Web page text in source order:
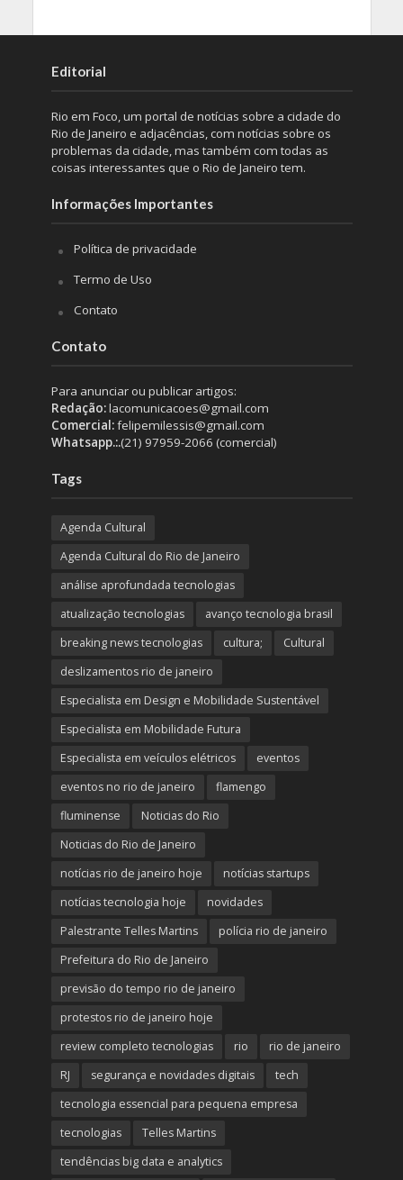
Editorial
Rio em Foco, um portal de notícias sobre a cidade do
Rio de Janeiro e adjacências, com notícias sobre os
problemas da cidade, mas também com todas as
coisas interessantes que o Rio de Janeiro tem.
Informações Importantes
Política de privacidade
Termo de Uso
Contato
Contato
Para anunciar ou publicar artigos:
Redação:lacomunicacoes@gmail.com
Comercial:felipemilessis@gmail.com
Whatsapp.:.(21) 97959-2066 (comercial)
Tags
Agenda Cultural
Agenda Cultural do Rio de Janeiro
análise aprofundada tecnologias
atualização tecnologias
avanço tecnologia brasil
breaking news tecnologias
cultura;
Cultural
deslizamentos rio de janeiro
Especialista em Design e Mobilidade Sustentável
Especialista em Mobilidade Futura
Especialista em veículos elétricos
eventos
eventos no rio de janeiro
flamengo
fluminense
Noticias do Rio
Noticias do Rio de Janeiro
notícias rio de janeiro hoje
notícias startups
notícias tecnologia hoje
novidades
Palestrante Telles Martins
polícia rio de janeiro
Prefeitura do Rio de Janeiro
previsão do tempo rio de janeiro
protestos rio de janeiro hoje
review completo tecnologias
rio
rio de janeiro
RJ
segurança e novidades digitais
tech
tecnologia essencial para pequena empresa
tecnologias
Telles Martins
tendências big data e analytics